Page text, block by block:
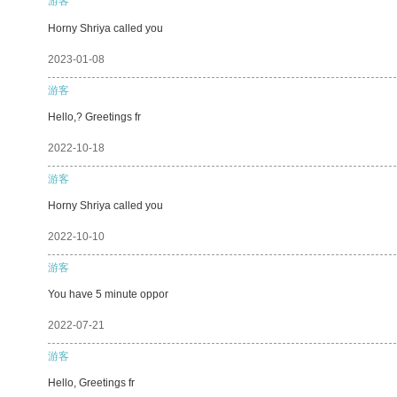
Horny Shriya called you
2023-01-08
游客
Hello,? Greetings fr
2022-10-18
游客
Horny Shriya called you
2022-10-10
游客
You have 5 minute oppor
2022-07-21
游客
Hello, Greetings fr